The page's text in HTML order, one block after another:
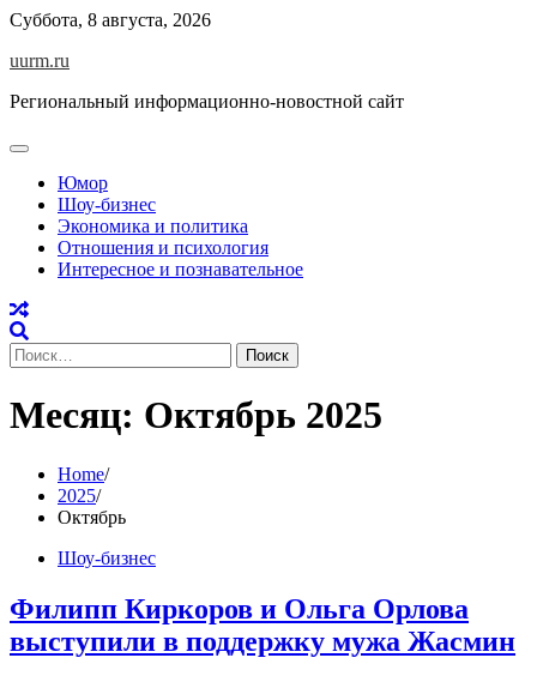
Skip
content
Суббота, 8 августа, 2026
uurm.ru
Региональный информационно-новостной сайт
Юмор
Шоу-бизнес
Экономика и политика
Отношения и психология
Интересное и познавательное
Найти:
Месяц: Октябрь 2025
Home
2025
Октябрь
Шоу-бизнес
Филипп Киркоров и Ольга Орлова
выступили в поддержку мужа Жасмин